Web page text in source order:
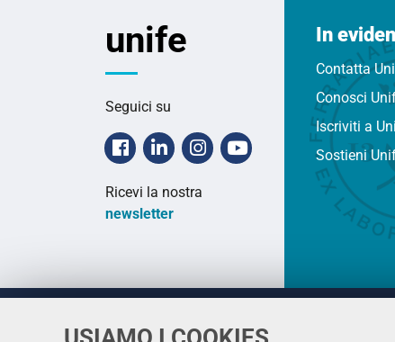
unife
Seguici su
Facebook
LinkedinInstagramYoutube
Ricevi la nostra
newsletter
In
Contatta
Conosci
Iscriviti a
Sostieni
Università